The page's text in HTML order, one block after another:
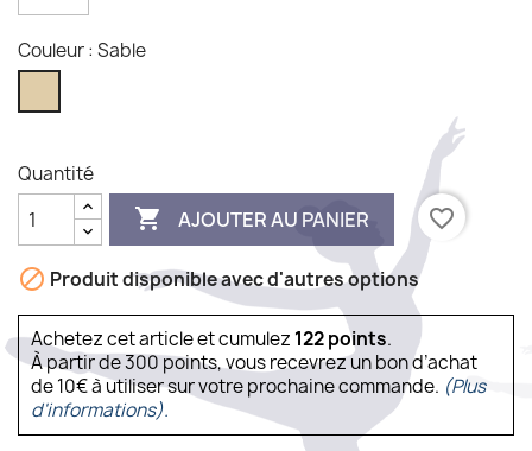
Couleur : Sable
Quantité
 AJOUTER AU PANIER favorite_border
 Produit disponible avec d'autres options
Achetez cet article et cumulez 122points.
À partir de 300 points, vous recevrez un bon d’achat
de 10€ à utiliser sur votre prochaine commande. (Plus
d'informations).